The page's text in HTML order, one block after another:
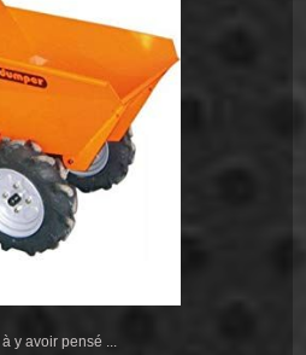
y avoir pensé ...